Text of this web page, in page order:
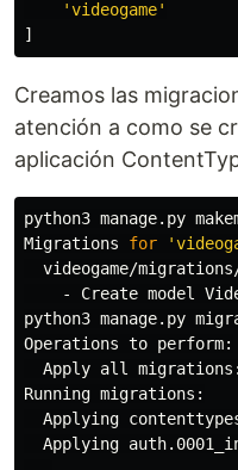
'videogame'
]
Creamos las
atención a como se
aplicación
python3 manage.py
Migrations for
videogame/
- Create model
python3 manage.py
Operations to perform:
Apply all
Running migrations:
Applying
Applying